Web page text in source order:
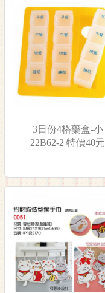
3日份4格藥盒-小
22B62-2 特價40元